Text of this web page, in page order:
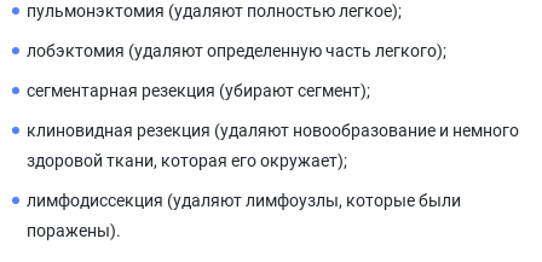
пульмонэктомия (удаляют полностью легкое);
лобэктомия (удаляют определенную часть легкого);
сегментарная резекция (убирают сегмент);
клиновидная резекция (удаляют новообразование и немного
здоровой ткани, которая его окружает);
лимфодиссекция (удаляют лимфоузлы, которые были
поражены).